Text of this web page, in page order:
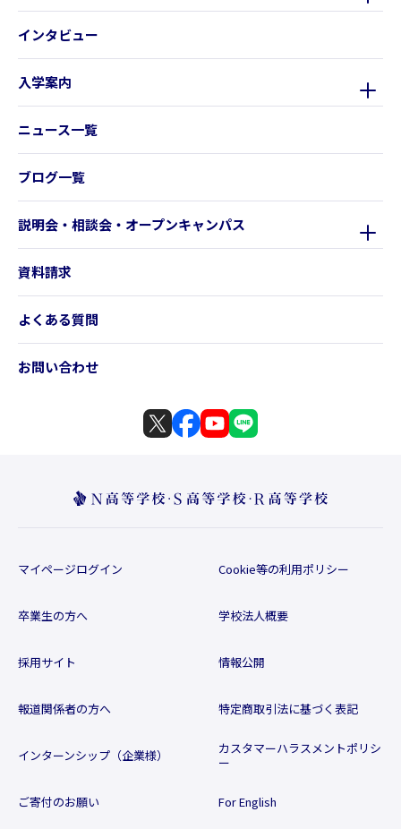
インタビュー
入学案内
ニュース一覧
ブログ一覧
説明会・相談会・オープンキャンパス
資料請求
よくある質問
お問い合わせ
マイページログイン
卒業生の方へ
採用サイト
報道関係者の方へ
インターンシップ（企業様）
ご寄付のお願い
Cookie等の利用ポリシー
学校法人概要
情報公開
特定商取引法に基づく表記
カスタマーハラスメントポリシ
ー
For English